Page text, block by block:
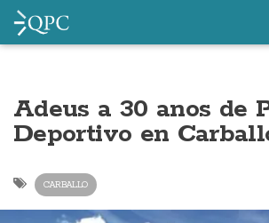
Adeus a 30 anos de
Deportivo en
CARBALLO